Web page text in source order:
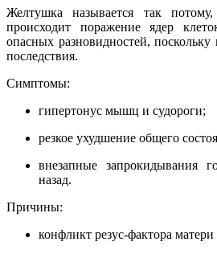
Желтушка называется так
происходит поражение ядер
опасных разновидностей, поскольку
последствия.
Симптомы:
гипертонус мышц и судороги;
резкое ухудшение общего
внезапные запрокидывания
назад.
Причины:
конфликт резус-фактора матери